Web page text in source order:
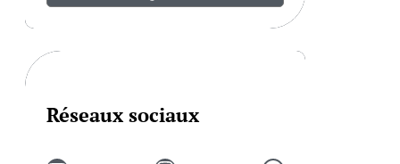
Réseaux sociaux